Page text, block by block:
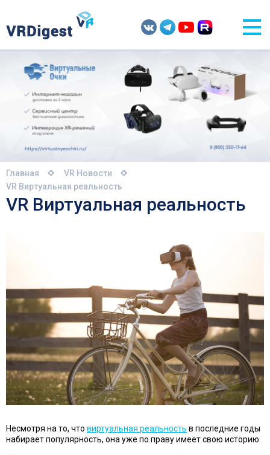
Главная
VR Новости
VR Виртуальная реальность
VR Виртуальная реальность
Несмотря на то, что виртуальная реальность в последние годы
набирает популярность, она уже по праву имеет свою историю.